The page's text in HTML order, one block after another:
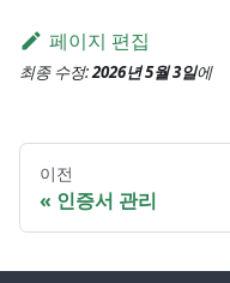
페이지 편집
최종 수정:2026년 5월 3일에
이전
인증서 관리